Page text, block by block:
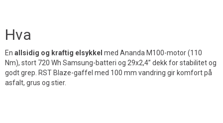
Hva
En allsidig og kraftig elsykkel med Ananda M100-motor (110
Nm), stort 720 Wh Samsung-batteri og 29x2,4” dekk for stabilitet og
godt grep. RST Blaze-gaffel med 100 mm vandring gir komfort på
asfalt, grus og stier.